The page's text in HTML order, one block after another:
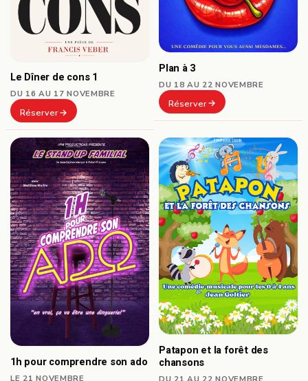
Le Dîner de cons 1
DU 16 AU 17 NOVEMBRE
Réserver
Plan à 3
DU 18 AU 22 NOVEMBRE
Réserver
1h pour comprendre son ado
LE 21 NOVEMBRE
Patapon et la forêt des
chansons